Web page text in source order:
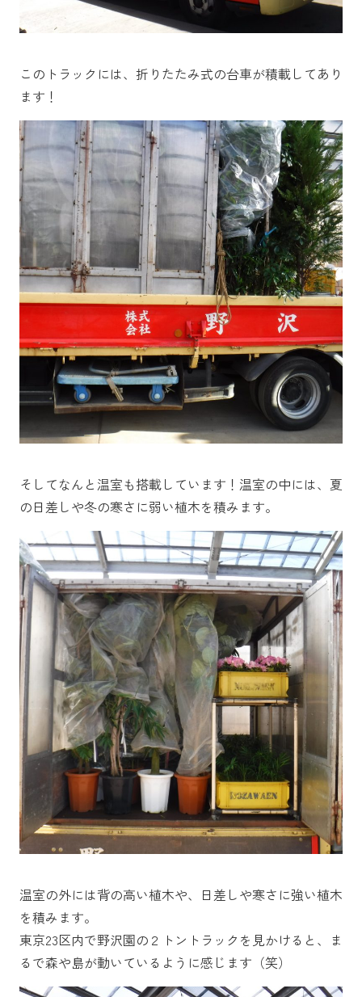
このトラックには、折りたたみ式の台車が積載してあり
ます！
そしてなんと温室も搭載しています！温室の中には、夏
の日差しや冬の寒さに弱い植木を積みます。
温室の外には背の高い植木や、日差しや寒さに強い植木
を積みます。
東京23区内で野沢園の２トントラックを見かけると、ま
るで森や島が動いているように感じます（笑）